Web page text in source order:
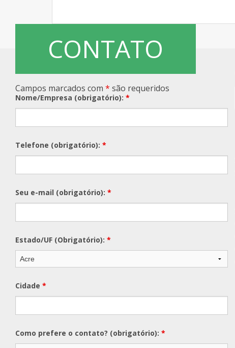
CONTATO
Campos marcados com * são requeridos
Nome/Empresa (obrigatório): *
Telefone (obrigatório): *
Seu e-mail (obrigatório): *
Estado/UF (Obrigatório): *
Cidade *
Como prefere o contato? (obrigatório): *